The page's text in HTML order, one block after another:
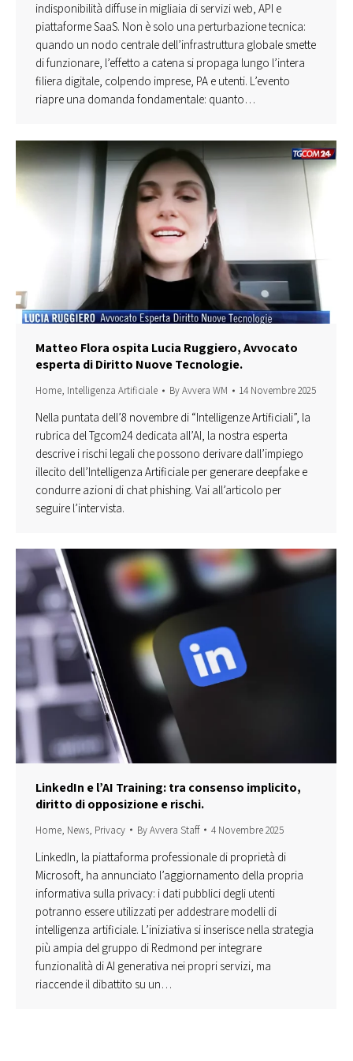
indisponibilità diffuse in migliaia di servizi web, API e
piattaforme SaaS. Non è solo una perturbazione tecnica:
quando un nodo centrale dell’infrastruttura globale smette
di funzionare, l’effetto a catena si propaga lungo l’intera
filiera digitale, colpendo imprese, PA e utenti. L’evento
riapre una domanda fondamentale: quanto…
Matteo Flora ospita Lucia Ruggiero, Avvocato
esperta di Diritto Nuove Tecnologie.
Home, Intelligenza Artificiale ByAvvera WM 14 Novembre 2025
Nella puntata dell’8 novembre di “Intelligenze Artificiali”, la
rubrica del Tgcom24 dedicata all’AI, la nostra esperta
descrive i rischi legali che possono derivare dall’impiego
illecito dell’Intelligenza Artificiale per generare deepfake e
condurre azioni di chat phishing. Vai all’articolo per
seguire l’intervista.
LinkedIn e l’AI Training: tra consenso implicito,
diritto di opposizione e rischi.
Home, News, Privacy ByAvvera Staff 4 Novembre 2025
LinkedIn, la piattaforma professionale di proprietà di
Microsoft, ha annunciato l’aggiornamento della propria
informativa sulla privacy: i dati pubblici degli utenti
potranno essere utilizzati per addestrare modelli di
intelligenza artificiale. L’iniziativa si inserisce nella strategia
più ampia del gruppo di Redmond per integrare
funzionalità di AI generativa nei propri servizi, ma
riaccende il dibattito su un…